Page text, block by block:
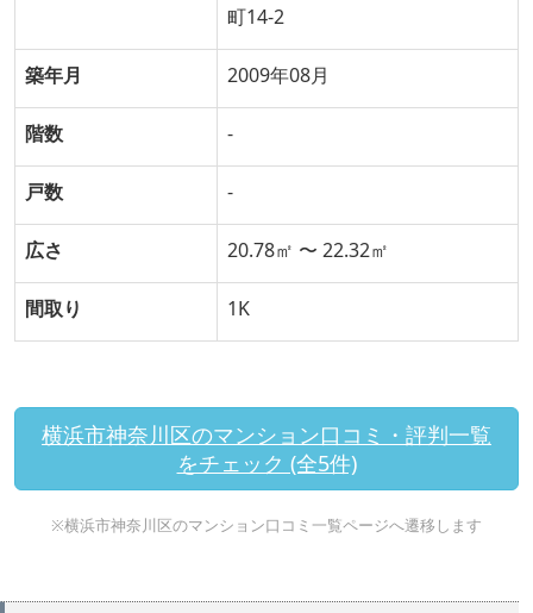
町14-2
築年月 2009年08月
階数 -
戸数 -
広さ 20.78㎡ 〜 22.32㎡
間取り 1K
横浜市神奈川区のマンション口コミ・評判一覧
をチェック (全5件)
※横浜市神奈川区のマンション口コミ一覧ページへ遷移します